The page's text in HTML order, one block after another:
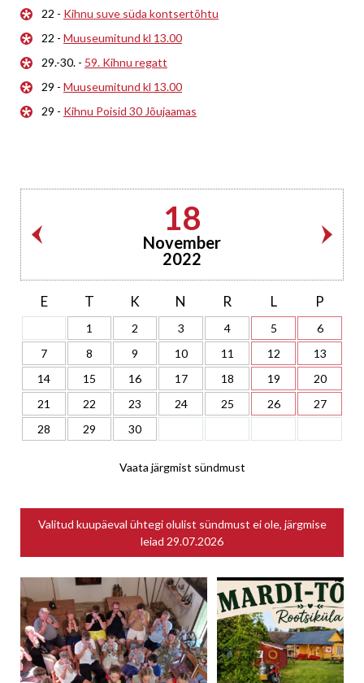
22 - Kihnu suve süda kontsertõhtu
22 - Muuseumitund kl 13.00
29.-30. - 59. Kihnu regatt
29 - Muuseumitund kl 13.00
29 - Kihnu Poisid 30 Jõujaamas
18
November
2022
E T K N R L P
1 2 3 4 5
6
7
8 9 10 11 12
13
14
15 16 17 18 19
20
21
22 23 24 25 26
27
28
29 30
Vaata järgmist sündmust
Valitud kuupäeval ühtegi olulist sündmust ei ole, järgmise
leiad 29.07.2026